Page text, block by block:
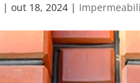
|out 18, 2024 |